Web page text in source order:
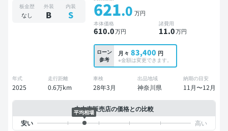
スライドドア 7人乗り
板金歴
なし
外装
B
内装
S 621.0 万円
本体価格
610.0万円
諸費用
11.0万円
ローン
参考
月々 83,400 円
※金額は変更できます。
年式
2025
走行距離
0.6万km
車検
28年3月
出品地域
神奈川県
納期の目安
11月〜12月
中古車販売店の価格との比較
平均相場